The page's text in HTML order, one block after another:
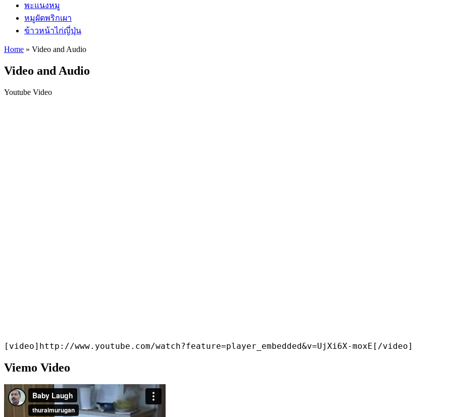
พะแนงหมู
หมูผัดพริกเผา
ข้าวหน้าไก่ญี่ปุ่น
Home » Video and Audio
Video and Audio
Youtube Video
[video]http://www.youtube.com/watch?feature=player_embedded&v=UjXi6X-moxE[/video]
Viemo Video